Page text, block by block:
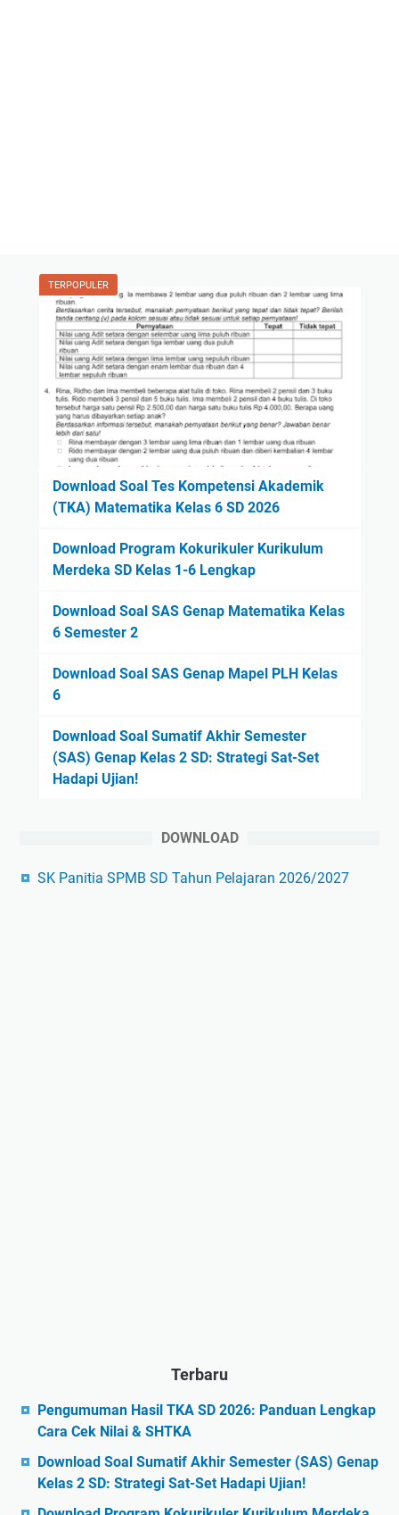
TERPOPULER
Download Soal Tes Kompetensi Akademik
(TKA) Matematika Kelas 6 SD 2026
Download Program Kokurikuler Kurikulum
Merdeka SD Kelas 1-6 Lengkap
Download Soal SAS Genap Matematika Kelas
6 Semester 2
Download Soal SAS Genap Mapel PLH Kelas
6
Download Soal Sumatif Akhir Semester
(SAS) Genap Kelas 2 SD: Strategi Sat-Set
Hadapi Ujian!
DOWNLOAD
SK Panitia SPMB SD Tahun Pelajaran 2026/2027
Terbaru
Pengumuman Hasil TKA SD 2026: Panduan Lengkap
Cara Cek Nilai & SHTKA
Download Soal Sumatif Akhir Semester (SAS) Genap
Kelas 2 SD: Strategi Sat-Set Hadapi Ujian!